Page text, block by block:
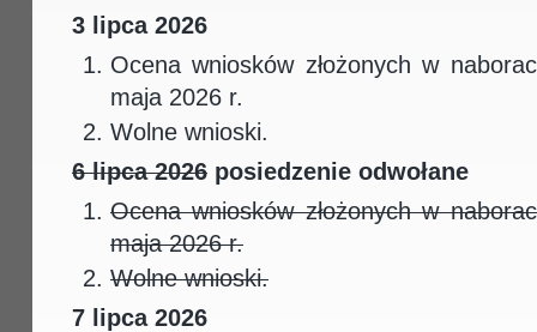
3 lipca 2026
Ocena wniosków złożonych w
maja 2026 r.
Wolne wnioski.
6 lipca 2026 posiedzenie odwołane
Ocena wniosków złożonych w
maja 2026 r.
Wolne wnioski.
7 lipca 2026